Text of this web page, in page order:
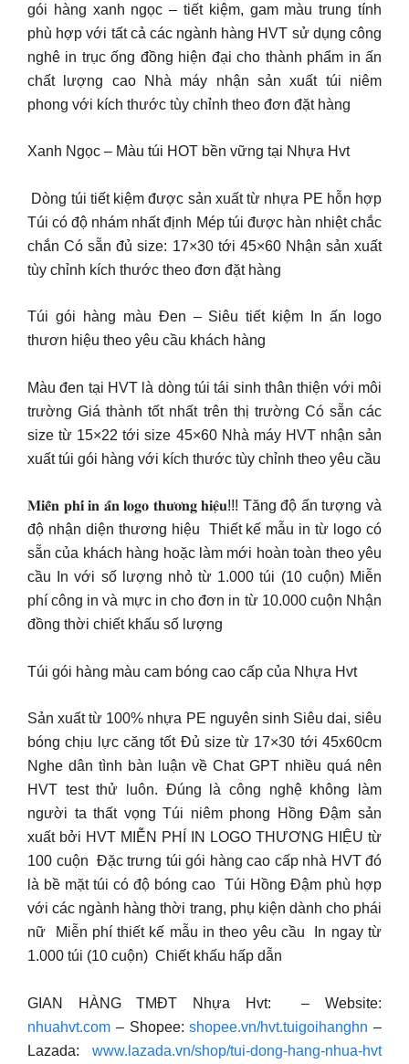
gói hàng xanh ngọc – tiết kiệm, gam màu trung tính
phù hợp với tất cả các ngành hàng HVT sử dụng công
nghê in trục ống đồng hiện đại cho thành phẩm in ấn
chất lượng cao Nhà máy nhận sản xuất túi niêm
phong với kích thước tùy chỉnh theo đơn đặt hàng
Xanh Ngọc – Màu túi HOT bền vững tại Nhựa Hvt
️ Dòng túi tiết kiệm được sản xuất từ nhựa PE hỗn hợp
Túi có độ nhám nhất định Mép túi được hàn nhiệt chắc
chắn Có sẵn đủ size: 17×30 tới 45×60 Nhận sản xuất
tùy chỉnh kích thước theo đơn đặt hàng
Túi gói hàng màu Đen – Siêu tiết kiệm In ấn logo
thươn hiệu theo yêu cầu khách hàng
Màu đen tại HVT là dòng túi tái sinh thân thiện với môi
trường Giá thành tốt nhất trên thị trường Có sẵn các
size từ 15×22 tới size 45×60 Nhà máy HVT nhận sản
xuất túi gói hàng với kích thước tùy chỉnh theo yêu cầu
𝐌𝐢𝐞̂̃𝐧 𝐩𝐡𝐢́ 𝐢𝐧 𝐚̂́𝐧 𝐥𝐨𝐠𝐨 𝐭𝐡𝐮̛𝐨̛𝐧𝐠 𝐡𝐢𝐞̣̂𝐮!!! Tăng độ ấn tượng và
độ nhận diện thương hiệu ️ Thiết kế mẫu in từ logo có
sẵn của khách hàng hoặc làm mới hoàn toàn theo yêu
cầu In với số lượng nhỏ từ 1.000 túi (10 cuộn) Miễn
phí công in và mực in cho đơn in từ 10.000 cuộn Nhận
đồng thời chiết khấu số lượng
Túi gói hàng màu cam bóng cao cấp của Nhựa Hvt
Sản xuất từ 100% nhựa PE nguyên sinh Siêu dai, siêu
bóng chịu lực căng tốt Đủ size từ 17×30 tới 45x60cm
Nghe dân tình bàn luận về Chat GPT nhiều quá nên
HVT test thử luôn. Đúng là công nghệ không làm
người ta thất vọng Túi niêm phong Hồng Đậm sản
xuất bởi HVT MIỄN PHÍ IN LOGO THƯƠNG HIỆU từ
100 cuộn ️ Đặc trưng túi gói hàng cao cấp nhà HVT đó
là bề mặt túi có độ bóng cao ️ Túi Hồng Đậm phù hợp
với các ngành hàng thời trang, phụ kiện dành cho phái
nữ ️ Miễn phí thiết kế mẫu in theo yêu cầu ️ In ngay từ
1.000 túi (10 cuộn) ️ Chiết khấu hấp dẫn
GIAN HÀNG TMĐT Nhựa Hvt: – Website:
nhuahvt.com – Shopee:shopee.vn/hvt.tuigoihanghn –
Lazada: www.lazada.vn/shop/tui-dong-hang-nhua-hvt